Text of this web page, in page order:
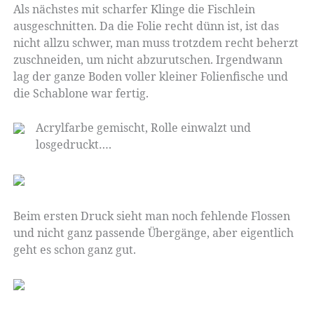
Als nächstes mit scharfer Klinge die Fischlein
ausgeschnitten. Da die Folie recht dünn ist, ist das
nicht allzu schwer, man muss trotzdem recht beherzt
zuschneiden, um nicht abzurutschen. Irgendwann
lag der ganze Boden voller kleiner Folienfische und
die Schablone war fertig.
Acrylfarbe gemischt, Rolle einwalzt und
losgedruckt….
Beim ersten Druck sieht man noch fehlende Flossen
und nicht ganz passende Übergänge, aber eigentlich
geht es schon ganz gut.